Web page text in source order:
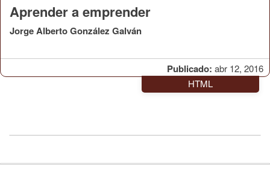
Publicado: abr 12, 2016
Aprender a emprender
Jorge Alberto González Galván
HTML